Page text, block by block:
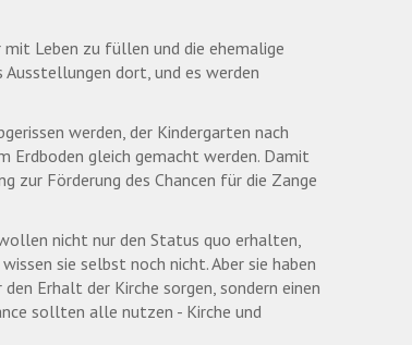
Leben zu füllen und die ehemalige
Ausstellungen dort, und es werden
werden, der Kindergarten nach
Erdboden gleich gemacht werden. Damit
zur Förderung des Chancen für die Zange
nicht nur den Status quo erhalten,
sie selbst noch nicht. Aber sie haben
Erhalt der Kirche sorgen, sondern einen
sollten alle nutzen - Kirche und